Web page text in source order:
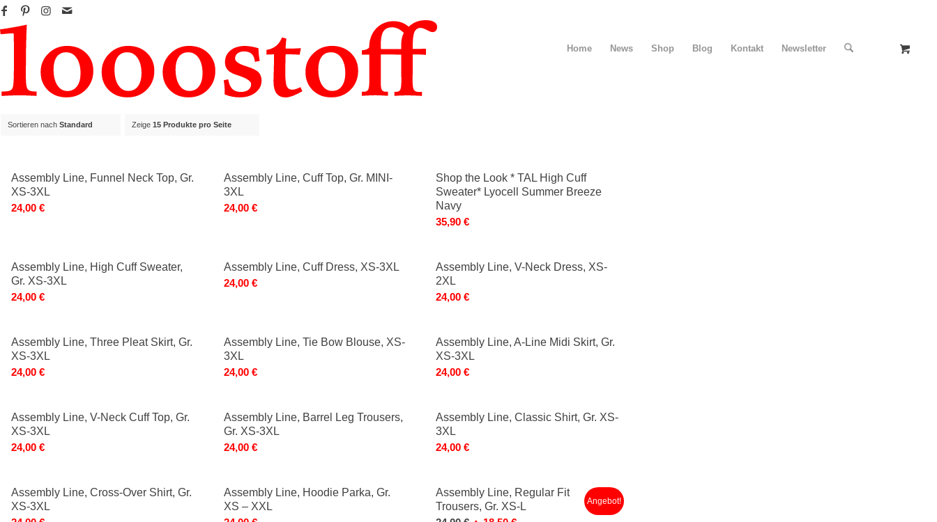
Home News Shop Blog Kontakt Newsletter
Sortieren nach Standard Zeige 15 Produkte pro Seite
Assembly Line, Funnel Neck Top, Gr.
XS-3XL
24,00 €
Assembly Line, Cuff Top, Gr. MINI-
3XL
24,00 €
Shop the Look * TAL High Cuff
Sweater* Lyocell Summer Breeze
Navy
35,90 €
Assembly Line, High Cuff Sweater,
Gr. XS-3XL
24,00 €
Assembly Line, Cuff Dress, XS-3XL
24,00 €
Assembly Line, V-Neck Dress, XS-
2XL
24,00 €
Assembly Line, Three Pleat Skirt, Gr.
XS-3XL
24,00 €
Assembly Line, Tie Bow Blouse, XS-
3XL
24,00 €
Assembly Line, A-Line Midi Skirt, Gr.
XS-3XL
24,00 €
Assembly Line, V-Neck Cuff Top, Gr.
XS-3XL
24,00 €
Assembly Line, Barrel Leg Trousers,
Gr. XS-3XL
24,00 €
Assembly Line, Classic Shirt, Gr. XS-
3XL
24,00 €
Assembly Line, Cross-Over Shirt, Gr.
XS-3XL
Assembly Line, Hoodie Parka, Gr.
XS – XXL
Assembly Line, Regular Fit
Trousers, Gr. XS-L
Angebot!